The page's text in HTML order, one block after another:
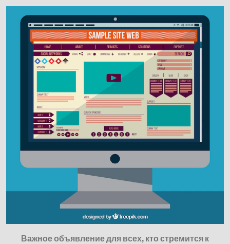
Важное объявление для всех, кто стремится к